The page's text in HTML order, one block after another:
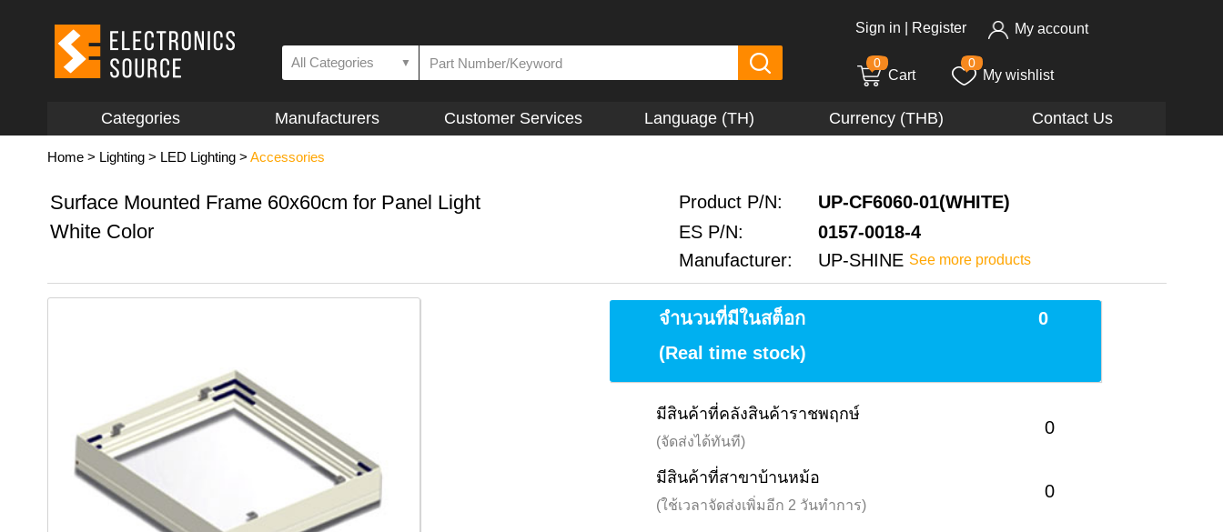
All Categories ▼
Sign in Register My account
0
Cart
0
My wishlist
Categories Manufacturers Customer Services Language (TH) Currency (THB) Contact Us
Home > Lighting > LED Lighting > Accessories
Surface Mounted Frame 60x60cm for Panel Light Product P/N: UP-CF6060-01(WHITE)
White Color ES P/N:
0157-0018-4
Manufacturer:
UP-SHINE See more products
จำนวนที่มีในสต็อก
0
(Real time stock)
มีสินค้าที่คลังสินค้าราชพฤกษ์
(จัดส่งได้ทันที)
0
มีสินค้าที่สาขาบ้านหม้อ
(ใช้เวลาจัดส่งเพิ่มอีก 2 วันทำการ)
0